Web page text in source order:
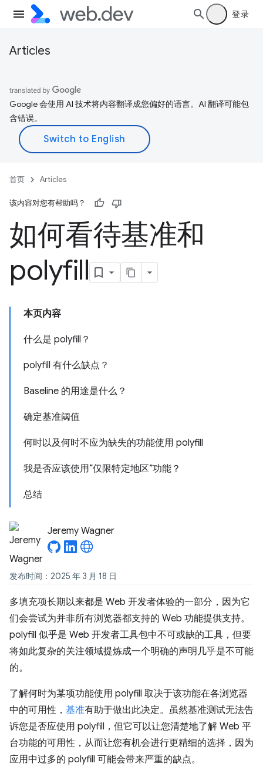
登录
Articles
Google 会使用 AI 技术将内容翻译成您偏好的语言。AI 翻译可能包
含错误。
首页 Articles
该内容对您有帮助吗？
如何看待基准和
polyfill
本页内容
什么是 polyfill？
polyfill 有什么缺点？
Baseline 的用途是什么？
确定基准阈值
何时以及何时不应为缺失的功能使用 polyfill
我是否应该使用“仅限特定地区”功能？
总结
Jeremy Wagner
发布时间：2025 年 3 月 18 日
多填充项长期以来都是 Web 开发者体验的一部分，因为它
们会尝试为并非所有浏览器都支持的 Web 功能提供支持。
polyfill 似乎是 Web 开发者工具包中不可或缺的工具，但要
将如此复杂的关注领域提炼成一个明确的声明几乎是不可能
的。
了解何时为某项功能使用 polyfill 取决于该功能在各浏览器
中的可用性， 基准有助于做出此决定。虽然基准测试无法告
诉您是否应使用 polyfill，但它可以让您清楚地了解 Web 平
台功能的可用性，从而让您有机会进行更精细的选择，因为
应用中过多的 polyfill 可能会带来严重的缺点。